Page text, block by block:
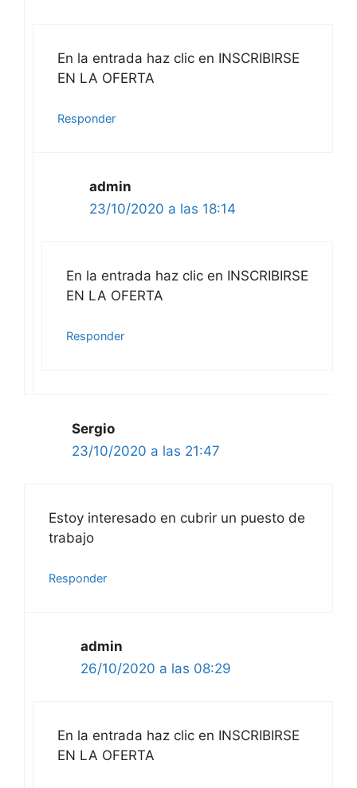
En la entrada haz clic en INSCRIBIRSE
EN LA OFERTA
Responder
admin
23/10/2020 a las 18:14
En la entrada haz clic en INSCRIBIRSE
EN LA OFERTA
Responder
Sergio
23/10/2020 a las 21:47
Estoy interesado en cubrir un puesto de
trabajo
Responder
admin
26/10/2020 a las 08:29
En la entrada haz clic en INSCRIBIRSE
EN LA OFERTA